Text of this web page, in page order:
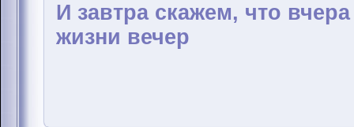
И завтра скажем, что
жизни вечер